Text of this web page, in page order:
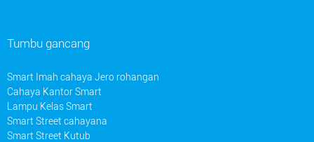
Tumbu gancang
Smart Imah cahaya Jero rohangan
Cahaya Kantor Smart
Lampu Kelas Smart
Smart Street cahayana
Smart Street Kutub